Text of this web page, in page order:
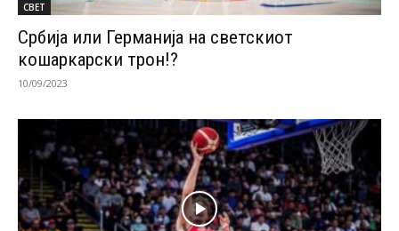
СВЕТ
Србија или Германија на светскиот
кошаркарски трон!?
10/09/2023